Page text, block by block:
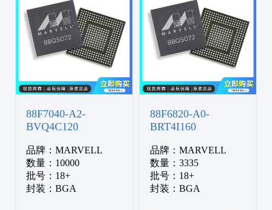
88F7040-A2-
BVQ4C120
品牌：MARVELL
数量：10000
批号：18+
封装：BGA
88F6820-A0-
BRT4I160
品牌：MARVELL
数量：3335
批号：18+
封装：BGA